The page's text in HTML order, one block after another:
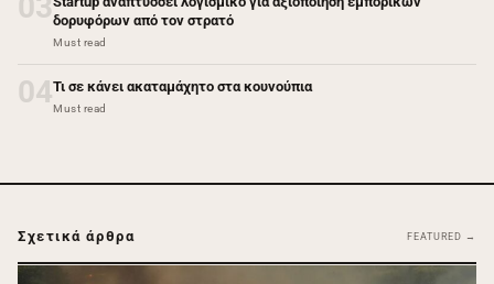
δορυφόρων από τον στρατό
Must read
04Τι σε κάνει ακαταμάχητο στα κουνούπια
Must read
Σχετικά άρθρα FEATURED →